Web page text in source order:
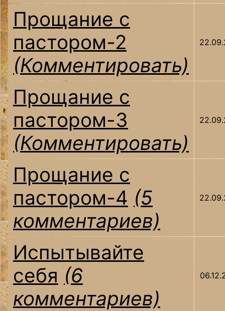
Прощание с
пастором-2
(Комментировать)
Прощание с
пастором-3
(Комментировать)
Прощание с
пастором-4 (5
комментариев)
Испытывайте
себя (6
комментариев)